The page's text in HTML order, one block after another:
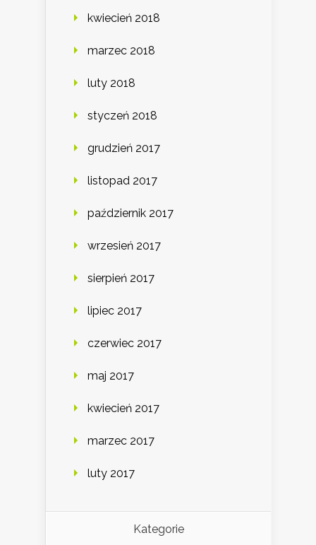
kwiecień 2018
marzec 2018
luty 2018
styczeń 2018
grudzień 2017
listopad 2017
październik 2017
wrzesień 2017
sierpień 2017
lipiec 2017
czerwiec 2017
maj 2017
kwiecień 2017
marzec 2017
luty 2017
Kategorie